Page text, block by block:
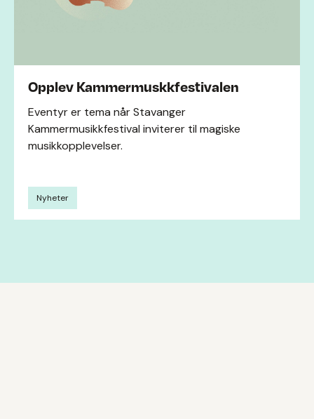
Opplev Kammermuskkfestivalen
Eventyr er tema når Stavanger
Kammermusikkfestival inviterer til magiske
musikkopplevelser.
Nyheter